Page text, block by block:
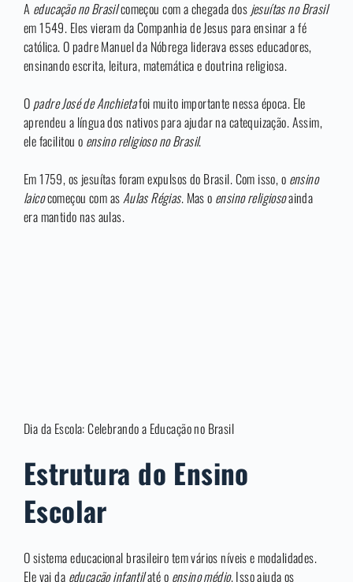
A educação no Brasilcomeçou com a chegada dos jesuítas no Brasil
em 1549. Eles vieram da Companhia de Jesus para ensinar a fé
católica. O padre Manuel da Nóbrega liderava esses educadores,
ensinando escrita, leitura, matemática e doutrina religiosa.
O padre José de Anchietafoi muito importante nessa época. Ele
aprendeu a língua dos nativos para ajudar na catequização. Assim,
ele facilitou o ensino religioso no Brasil.
Em 1759, os jesuítas foram expulsos do Brasil. Com isso, o ensino
laicocomeçou com as Aulas Régias. Mas o ensino religiosoainda
era mantido nas aulas.
Dia da Escola: Celebrando a Educação no Brasil
Estrutura do Ensino
Escolar
O sistema educacional brasileiro tem vários níveis e modalidades.
Ele vai da educação infantilaté o ensino médio. Isso ajuda os